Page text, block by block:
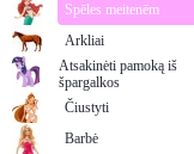
Spēles meitenēm
Arkliai
Atsakinėti pamoką iš
špargalkos
Čiustyti
Barbė